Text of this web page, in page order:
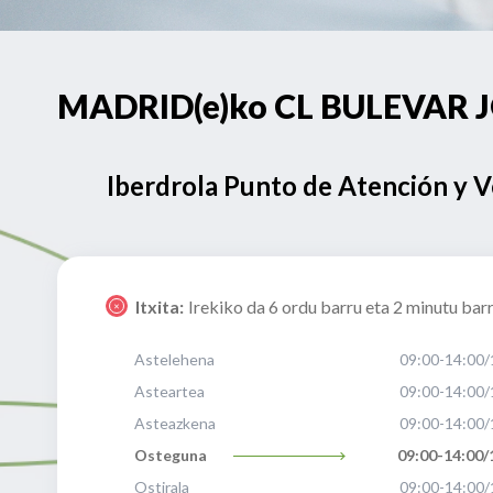
MADRID(e)ko CL
Iberdrola Punto de Atención y
Itxita: Irekiko da 6 ordu barru eta 2 minutu
Astelehena
09:00-
Asteartea
09:00-
Asteazkena
09:00-
Osteguna
09:00-
Ostirala
09:00-